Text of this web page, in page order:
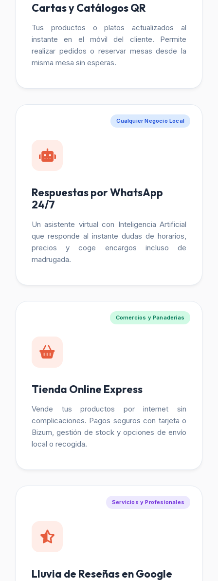
Cartas y Catálogos QR
Tus productos o platos actualizados al
instante en el móvil del cliente. Permite
realizar pedidos o reservar mesas desde la
misma mesa sin esperas.
Cualquier Negocio Local
Respuestas por WhatsApp
24/7
Un asistente virtual con Inteligencia Artificial
que responde al instante dudas de horarios,
precios y coge encargos incluso de
madrugada.
Comercios y Panaderías
Tienda Online Express
Vende tus productos por internet sin
complicaciones. Pagos seguros con tarjeta o
Bizum, gestión de stock y opciones de envío
local o recogida.
Servicios y Profesionales
Lluvia de Reseñas en Google